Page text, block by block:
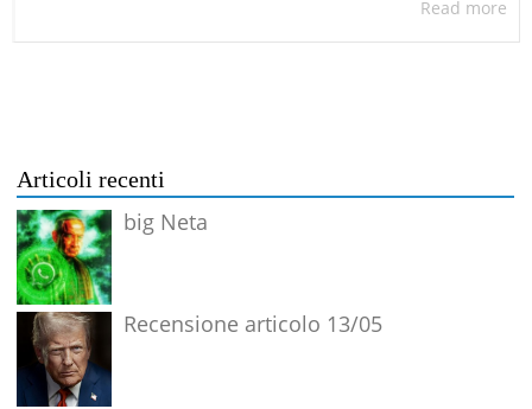
Read more
Articoli recenti
big Neta
Recensione articolo 13/05